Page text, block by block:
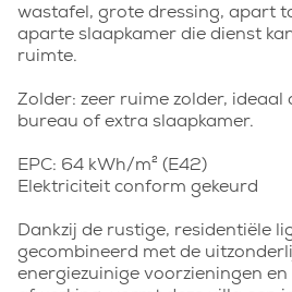
wastafel, grote dressing, apart
aparte slaapkamer die dienst
ruimte.
Zolder: zeer ruime zolder, ideaal
bureau of extra slaapkamer.
EPC: 64 kWh/m² (E42)
Elektriciteit conform gekeurd
Dankzij de rustige, residentiële
gecombineerd met de
energiezuinige voorzieningen